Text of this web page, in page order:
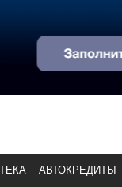
АВТОКРЕДИТЫ